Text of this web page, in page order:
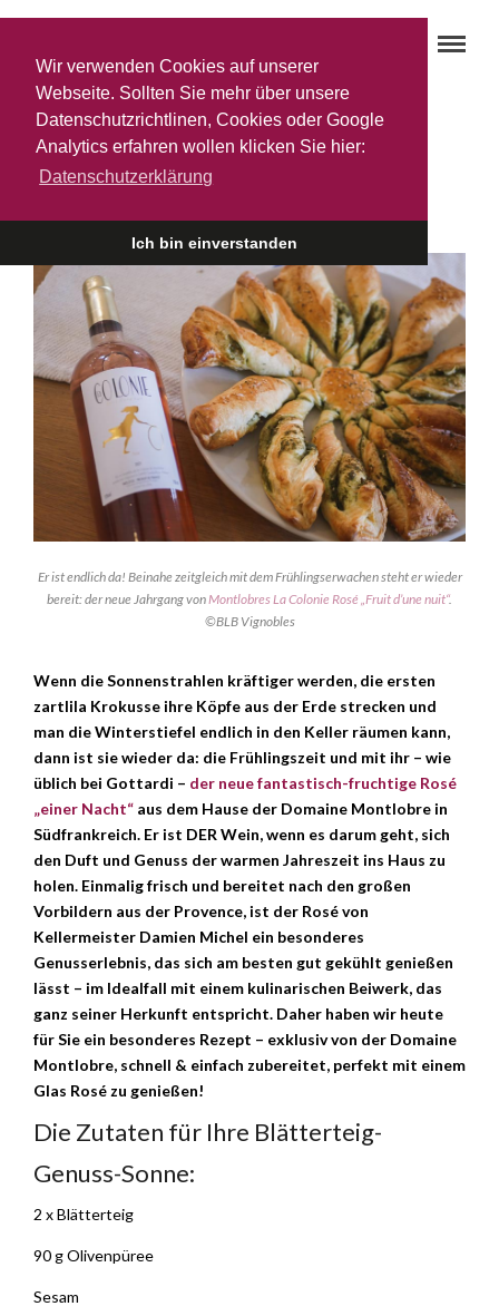
Wir verwenden Cookies auf unserer
Webseite. Sollten Sie mehr über unsere
Datenschutzrichtlinen, Cookies oder Google
Analytics erfahren wollen klicken Sie hier:
Datenschutzerklärung
Ich bin einverstanden
Genuss-Sonne des Südens
13. APRIL 2022
Er ist endlich da! Beinahe zeitgleich mit dem Frühlingserwachen steht er wieder
bereit: der neue Jahrgang vonMontlobres La Colonie Rosé „Fruit d’une nuit“.
©BLB Vignobles
Wenn die Sonnenstrahlen kräftiger werden, die ersten
zartlila Krokusse ihre Köpfe aus der Erde strecken und
man die Winterstiefel endlich in den Keller räumen kann,
dann ist sie wieder da: die Frühlingszeit und mit ihr – wie
üblich bei Gottardi – der neue fantastisch-fruchtige Rosé
„einer Nacht“ aus dem Hause der Domaine Montlobre in
Südfrankreich. Er ist DER Wein, wenn es darum geht, sich
den Duft und Genuss der warmen Jahreszeit ins Haus zu
holen. Einmalig frisch und bereitet nach den großen
Vorbildern aus der Provence, ist der Rosé von
Kellermeister Damien Michel ein besonderes
Genusserlebnis, das sich am besten gut gekühlt genießen
lässt – im Idealfall mit einem kulinarischen Beiwerk, das
ganz seiner Herkunft entspricht. Daher haben wir heute
für Sie ein besonderes Rezept – exklusiv von der Domaine
Montlobre, schnell & einfach zubereitet, perfekt mit einem
Glas Rosé zu genießen!
Die Zutaten für Ihre Blätterteig-
Genuss-Sonne:
2 x Blätterteig
90 g Olivenpüree
Sesam